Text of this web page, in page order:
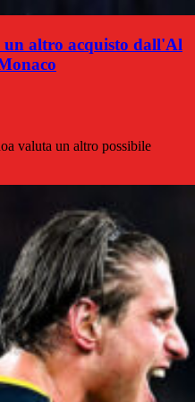
altro acquisto dall'Al
valuta un altro possibile